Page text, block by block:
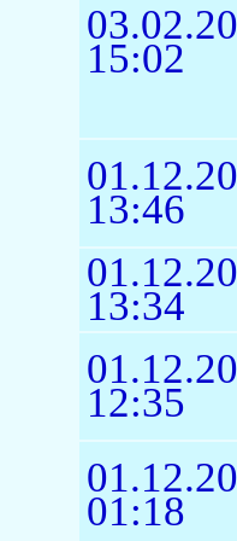
15:02
13:46
13:34
12:35
01:18